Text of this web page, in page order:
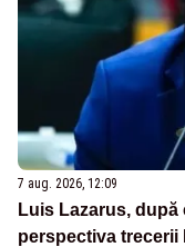
7 aug. 2026, 12:09
Luis Lazarus,
perspectiva trecerii